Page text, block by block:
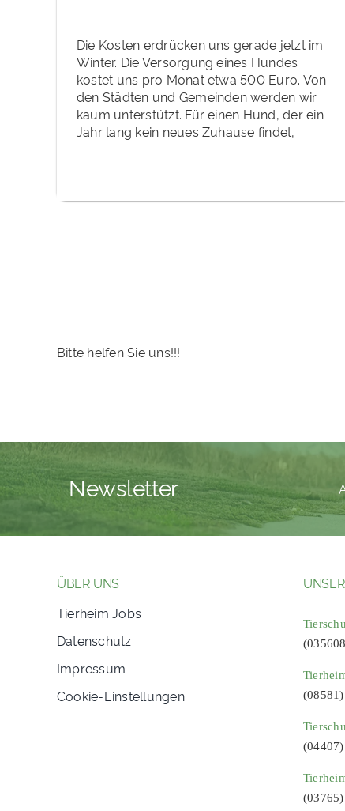
Die Kosten erdrücken uns gerade jetzt im
Winter. Die Versorgung eines Hundes
kostet uns pro Monat etwa 500 Euro. Von
den Städten und Gemeinden werden wir
kaum unterstützt. Für einen Hund, der ein
Jahr lang kein neues Zuhause findet,
Bitte helfen Sie uns!!!
Newsletter
ÜBER UNS
Tierheim Jobs
Datenschutz
Impressum
Cookie-Einstellungen